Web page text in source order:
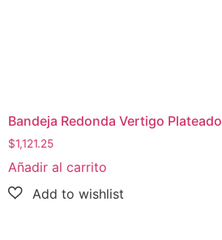
Bandeja Redonda Vertigo Plateado
$1,121.25
Añadir al carrito